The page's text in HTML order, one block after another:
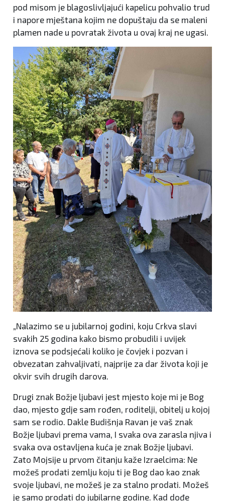
pod misom je blagoslivljajući kapelicu pohvalio trud
i napore mještana kojim ne dopuštaju da se maleni
plamen nade u povratak života u ovaj kraj ne ugasi.
„Nalazimo se u jubilarnoj godini, koju Crkva slavi
svakih 25 godina kako bismo probudili i uvijek
iznova se podsjećali koliko je čovjek i pozvan i
obvezatan zahvaljivati, najprije za dar života koji je
okvir svih drugih darova.
Drugi znak Božje ljubavi jest mjesto koje mi je Bog
dao, mjesto gdje sam rođen, roditelji, obitelj u kojoj
sam se rodio. Dakle Budišnja Ravan je vaš znak
Božje ljubavi prema vama, I svaka ova zarasla njiva i
svaka ova ostavljena kuća je znak Božje ljubavi.
Zato Mojsije u prvom čitanju kaže Izraelcima: Ne
možeš prodati zemlju koju ti je Bog dao kao znak
svoje ljubavi, ne možeš je za stalno prodati. Možeš
je samo prodati do jubilarne godine. Kad dođe